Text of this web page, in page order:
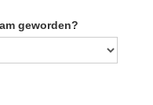
geworden?